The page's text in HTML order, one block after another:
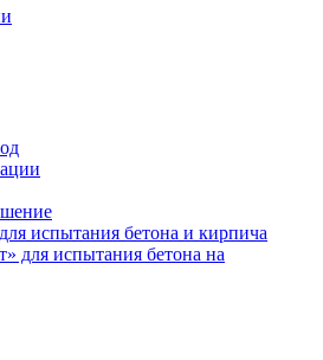
испытания бетона и кирпича
для испытания бетона на